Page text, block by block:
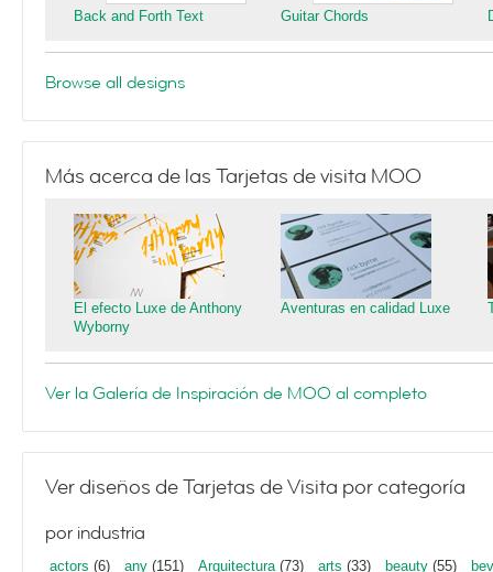
Back and Forth Text Guitar Chords
Browse all designs
Más acerca de las Tarjetas de visita MOO
El efecto Luxe de Anthony
Wyborny
Aventuras en calidad Luxe
Ver la Galería de Inspiración de MOO al completo
Ver diseños de Tarjetas de Visita por categoría
por industria
actors (6) any (151) Arquitectura(73) arts (33) beauty (55)